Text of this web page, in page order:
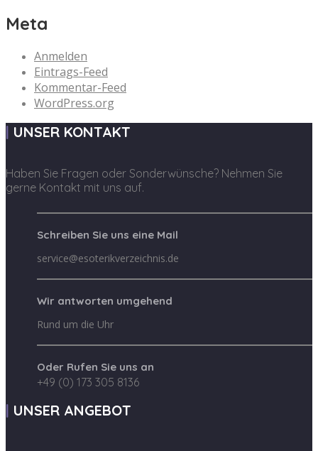
Meta
Anmelden
Eintrags-Feed
Kommentar-Feed
WordPress.org
UNSER KONTAKT
Haben Sie Fragen oder Sonderwünsche? Nehmen Sie
gerne Kontakt mit uns auf.
Schreiben Sie uns eine Mail
service@esoterikverzeichnis.de
Wir antworten umgehend
Rund um die Uhr
Oder Rufen Sie uns an
+49 (0) 173 305 8136
UNSER ANGEBOT